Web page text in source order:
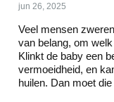
jun 26, 2025
Veel mensen
van belang, om
Klinkt de baby een
vermoeidheid, en
huilen. Dan moet